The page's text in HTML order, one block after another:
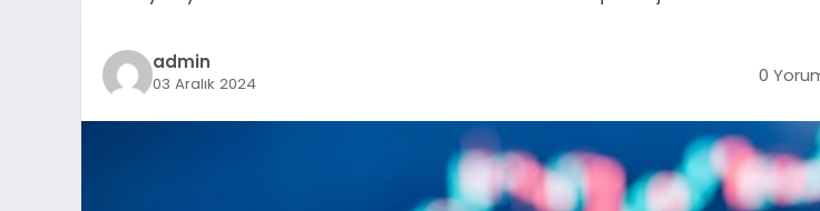
admin
03 Aralık 2024 0